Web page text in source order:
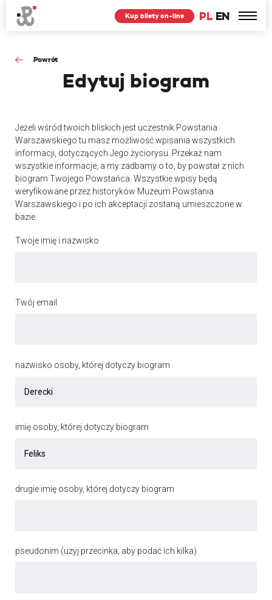
PL EN
Kup bilety on-line
Powrót
Edytuj biogram
Jeżeli wśród twoich bliskich jest uczestnik Powstania
Warszawskiego tu masz możliwość wpisania wszystkich
informacji, dotyczących Jego życiorysu. Przekaż nam
wszystkie informacje, a my zadbamy o to, by powstał z nich
biogram Twojego Powstańca. Wszystkie wpisy będą
weryfikowane przez historyków Muzeum Powstania
Warszawskiego i po ich akceptacji zostaną umieszczone w
bazie.
Twoje imię i nazwisko
Twój email
nazwisko osoby, której dotyczy biogram
imię osoby, której dotyczy biogram
drugie imię osoby, której dotyczy biogram
pseudonim (uzyj przecinka, aby podać ich kilka)